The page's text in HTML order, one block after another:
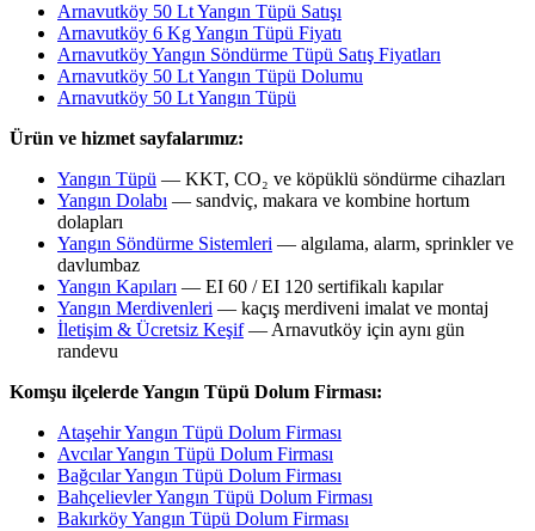
Arnavutköy 50 Lt Yangın Tüpü Satışı
Arnavutköy 6 Kg Yangın Tüpü Fiyatı
Arnavutköy Yangın Söndürme Tüpü Satış Fiyatları
Arnavutköy 50 Lt Yangın Tüpü Dolumu
Arnavutköy 50 Lt Yangın Tüpü
Ürün ve hizmet sayfalarımız:
Yangın Tüpü — KKT, CO₂ ve köpüklü söndürme cihazları
Yangın Dolabı — sandviç, makara ve kombine hortum
dolapları
Yangın Söndürme Sistemleri — algılama, alarm, sprinkler ve
davlumbaz
Yangın Kapıları — EI 60 / EI 120 sertifikalı kapılar
Yangın Merdivenleri — kaçış merdiveni imalat ve montaj
İletişim & Ücretsiz Keşif— Arnavutköy için aynı gün
randevu
Komşu ilçelerde Yangın Tüpü Dolum Firması:
Ataşehir Yangın Tüpü Dolum Firması
Avcılar Yangın Tüpü Dolum Firması
Bağcılar Yangın Tüpü Dolum Firması
Bahçelievler Yangın Tüpü Dolum Firması
Bakırköy Yangın Tüpü Dolum Firması